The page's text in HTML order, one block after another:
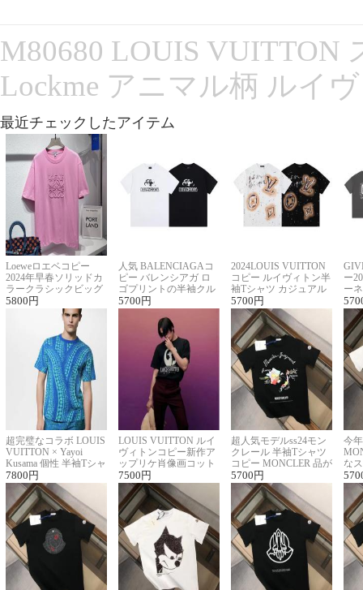
M80680 LOUIS VUITTON
Lockme アニマル柄 ルイ
最近チェックしたアイテム
Loeweロエベコピー
2024年早春ソリッドカ
ラークラシックビッグ
ロゴ刺繍Tシャツ
5800 円
人気 BALENCIAGAコ
ピー バレンシアガ ロ
ゴプリントの半袖クル
ーネックTシャツ
5700 円
2024LOUIS VUITTON
コピー ルイヴィトン半
袖Tシャツ カジュアル
に馴染む 2色展開
5700 円
ー
ー
ー
超完璧なコラボ LOUIS
VUITTON × Yayoi
Kusama 個性 半袖Tシャ
ツコピー男女兼用
7800 円
LOUIS VUITTON ルイ
ヴィトンコピー新作ア
ップリケ肖像画コット
ンニット半袖Tシャツ
7500 円
超人気モデルss24モン
クレール 半袖Tシャツ
コピー MONCLER 品が
良く見た目
5700 円
今
な
ル